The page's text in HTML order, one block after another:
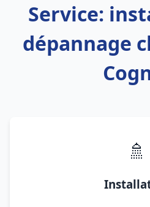
Service:
dépannage
🚿